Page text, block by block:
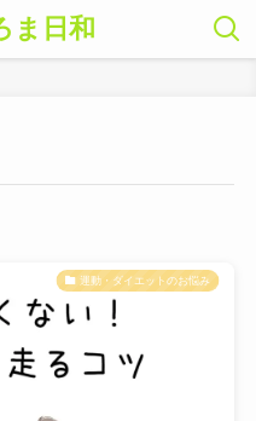
ま日和
運動・ダイエットのお悩み